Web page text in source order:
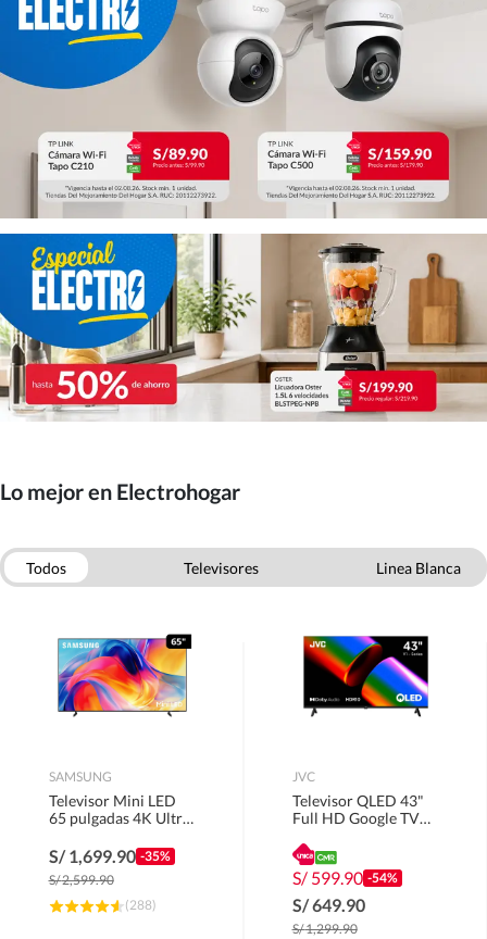
Lo mejor en Electrohogar
Todos Televisores
Linea Blanca
SAMSUNG
Televisor Mini LED
65 pulgadas 4K Ultra
UN65M70HAGXPE
S/1,699.90 -35%
S/2,599.90
(288)
JVC
Televisor QLED 43"
Full HD Google TV
S/ 599.90 -54%
S/649.90
S/1,299.90